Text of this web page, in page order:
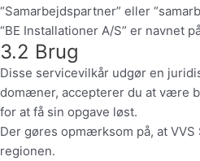
“Samarbejdspartner” eller
“BE Installationer A/S” er navnet
3.2 Brug
Disse servicevilkår udgør en
domæner, accepterer du at være
for at få sin opgave løst.
Der gøres opmærksom på, at
regionen.